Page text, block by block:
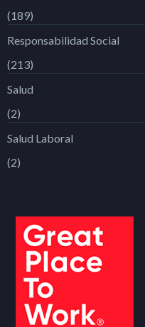
(189)
Responsabilidad Social
(213)
Salud
(2)
Salud Laboral
(2)